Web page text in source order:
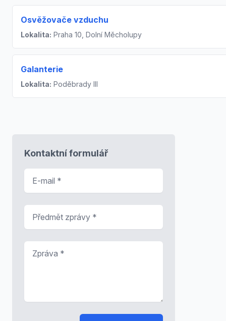
Osvěžovače vzduchu
Lokalita: Praha 10, Dolní Měcholupy
Galanterie
Lokalita: Poděbrady III
Kontaktní formulář